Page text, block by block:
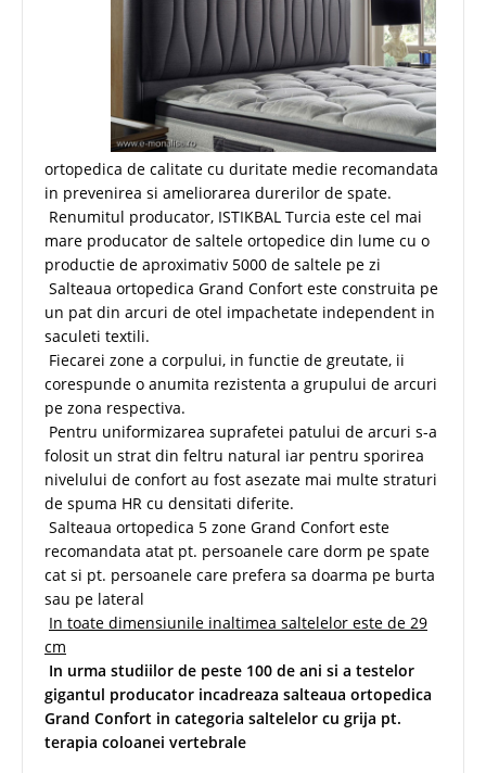
ortopedica de calitate cu duritate medie recomandata
in prevenirea si ameliorarea durerilor de spate.
Renumitul producator, ISTIKBAL Turcia este cel mai
mare producator de saltele ortopedice din lume cu o
productie de aproximativ 5000 de saltele pe zi
Salteaua ortopedica Grand Confort este construita pe
un pat din arcuri de otel impachetate independent in
saculeti textili.
Fiecarei zone a corpului, in functie de greutate, ii
corespunde o anumita rezistenta a grupului de arcuri
pe zona respectiva.
Pentru uniformizarea suprafetei patului de arcuri s-a
folosit un strat din feltru natural iar pentru sporirea
nivelului de confort au fost asezate mai multe straturi
de spuma HR cu densitati diferite.
Salteaua ortopedica 5 zone Grand Confort este
recomandata atat pt. persoanele care dorm pe spate
cat si pt. persoanele care prefera sa doarma pe burta
sau pe lateral
In toate dimensiunile inaltimea saltelelor este de 29
cm
In urma studiilor de peste 100 de ani si a testelor
gigantul producator incadreaza salteaua ortopedica
Grand Confort in categoria saltelelor cu grija pt.
terapia coloanei vertebrale